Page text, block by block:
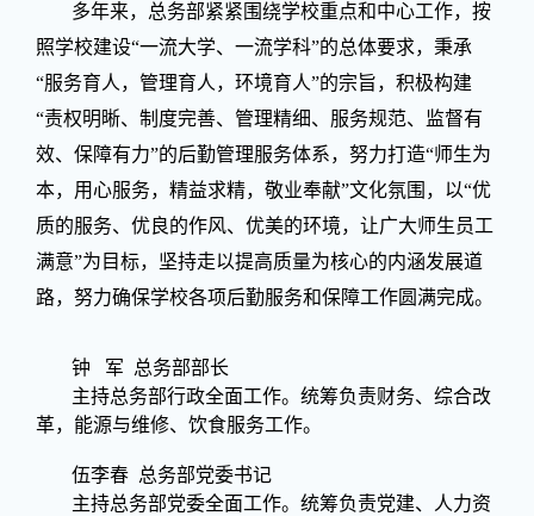
多年来，总务部紧紧围绕学校重点和中心工作，按
照学校建设“一流大学、一流学科”的总体要求，秉承
“服务育人，管理育人，环境育人”的宗旨，积极构建
“责权明晰、制度完善、管理精细、服务规范、监督有
效、保障有力”的后勤管理服务体系，努力打造“师生为
本，用心服务，精益求精，敬业奉献”文化氛围，以“优
质的服务、优良的作风、优美的环境，让广大师生员工
满意”为目标，坚持走以提高质量为核心的内涵发展道
路，努力确保学校各项后勤服务和保障工作圆满完成。
钟 军 总务部部长
主持总务部行政全面工作。统筹负责财务、综合改
革，能源与维修、饮食服务工作。
伍李春 总务部党委书记
主持总务部党委全面工作。统筹负责党建、人力资